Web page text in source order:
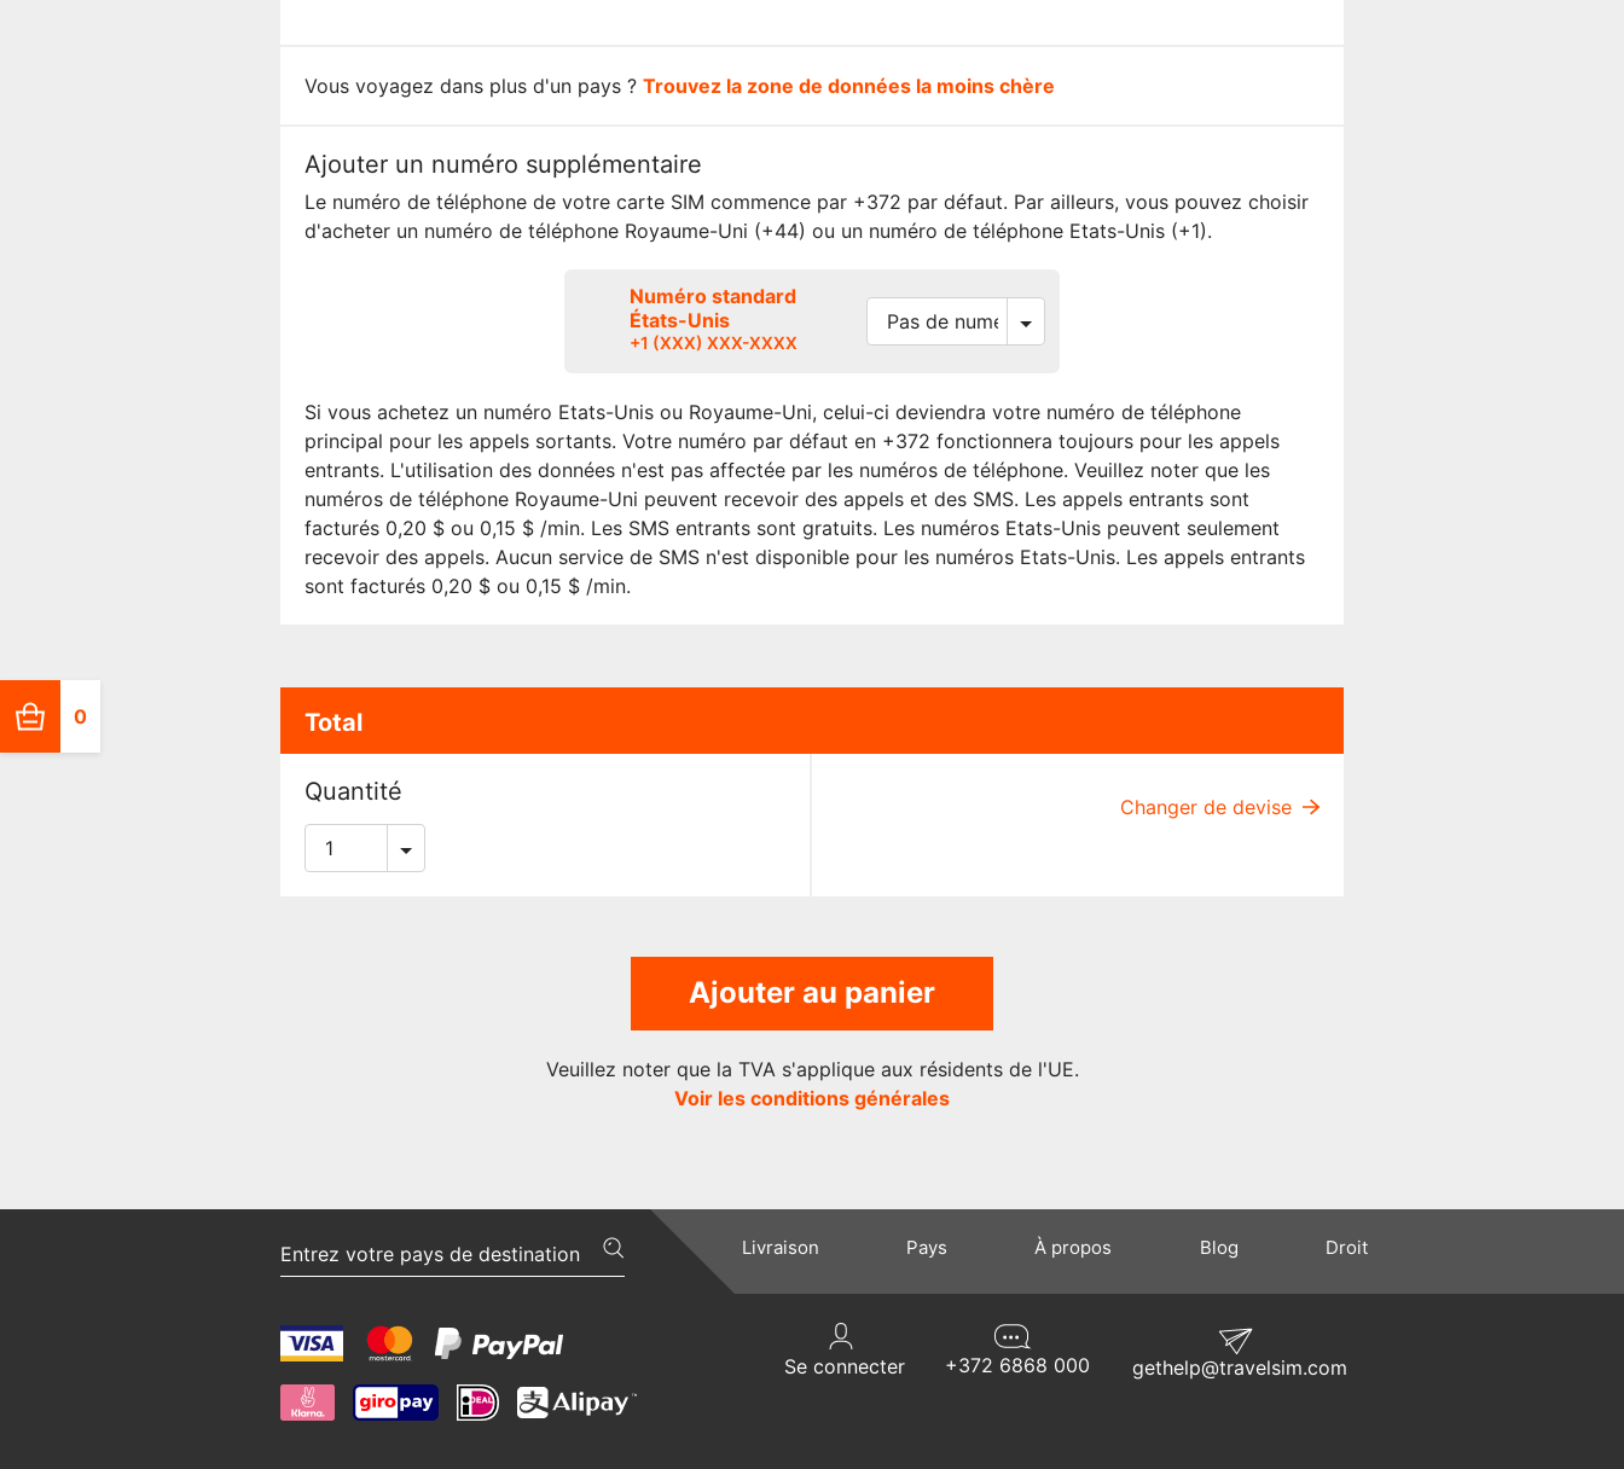
0
Vous voyagez dans plus d'un pays ? Trouvez la zone de données la moins chère
Ajouter un numéro supplémentaire
Le numéro de téléphone de votre carte SIM commence par +372 par défaut. Par ailleurs, vous pouvez choisir
d'acheter un numéro de téléphone Royaume-Uni (+44) ou un numéro de téléphone Etats-Unis (+1).
Numéro standard
États-Unis
+1 (XXX) XXX-XXXX
Si vous achetez un numéro Etats-Unis ou Royaume-Uni, celui-ci deviendra votre numéro de téléphone
principal pour les appels sortants. Votre numéro par défaut en +372 fonctionnera toujours pour les appels
entrants. L'utilisation des données n'est pas affectée par les numéros de téléphone. Veuillez noter que les
numéros de téléphone Royaume-Uni peuvent recevoir des appels et des SMS. Les appels entrants sont
facturés 0,20 $ ou 0,15 $ /min. Les SMS entrants sont gratuits. Les numéros Etats-Unis peuvent seulement
recevoir des appels. Aucun service de SMS n'est disponible pour les numéros Etats-Unis. Les appels entrants
sont facturés 0,20 $ ou 0,15 $ /min.
Total
Quantité
Changer de devise
Ajouter au panier
Veuillez noter que la TVA s'applique aux résidents de l'UE.
Voir les conditions générales
Livraison Pays À propos Blog Droit
Se connecter +372 6868 000 gethelp@travelsim.com